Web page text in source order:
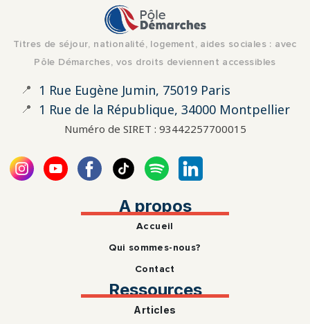
Titres de séjour, nationalité, logement, aides sociales : avec
Pôle Démarches, vos droits deviennent accessibles
📍 1 Rue Eugène Jumin, 75019 Paris
📍 1 Rue de la République, 34000 Montpellier
Numéro de SIRET : 93442257700015
A propos
Accueil
Qui sommes-nous?
Contact
Ressources
Articles